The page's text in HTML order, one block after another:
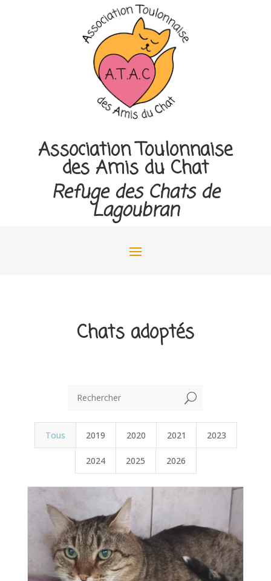
Association Toulonnaise
des Amis du Chat
Refuge des Chats de
Lagoubran
Chats adoptés
U
Tous 2019 2020 2021 2023
2024 2025 2026